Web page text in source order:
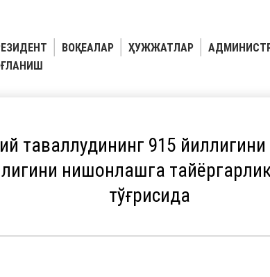
ВОҚЕАЛАР ҲУЖЖАТЛАР
таваллудининг 915
нишонлашга
тўғрисида